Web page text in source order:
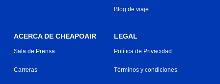
Blog de viaje
ACERCA DE CHEAPOAIR
Sala de Prensa
Carreras
LEGAL
Política de Privacidad
Términos y condiciones